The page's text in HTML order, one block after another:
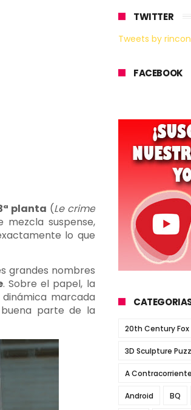
planta (Le crime
mezcla suspense,
lo que
grandes nombres
. Sobre el papel, la
marcada
parte de la
TWITTER
Tweets by
FACEBOOK
20th Century Fox
3D Sculpture
A
Android BQ